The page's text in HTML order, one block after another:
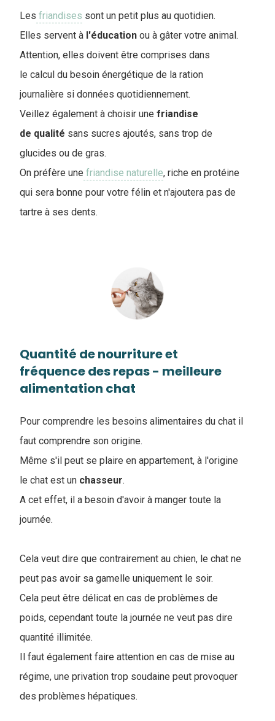
Les friandises sont un petit plus au quotidien.
Elles servent à l'éducation ou à gâter votre animal.
Attention, elles doivent être comprises dans
le calcul du besoin énergétique de la ration
journalière si données quotidiennement.
Veillez également à choisir une friandise
de qualité sans sucres ajoutés, sans trop de
glucides ou de gras.
On préfère une friandise naturelle, riche en protéine
qui sera bonne pour votre félin et n'ajoutera pas de
tartre à ses dents.
Quantité de nourriture et
fréquence des repas - meilleure
alimentation chat
Pour comprendre les besoins alimentaires du chat il
faut comprendre son origine.
Même s'il peut se plaire en appartement, à l'origine
le chat est un chasseur.
A cet effet, il a besoin d'avoir à manger toute la
journée.
Cela veut dire que contrairement au chien, le chat ne
peut pas avoir sa gamelle uniquement le soir.
Cela peut être délicat en cas de problèmes de
poids, cependant toute la journée ne veut pas dire
quantité illimitée.
Il faut également faire attention en cas de mise au
régime, une privation trop soudaine peut provoquer
des problèmes hépatiques.